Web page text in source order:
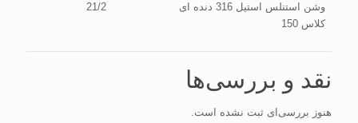
وشن استنلس استیل 316 دنده ای
کلاس 150
21/2
نقد و بررسی‌ها
هنوز بررسی‌ای ثبت نشده است.